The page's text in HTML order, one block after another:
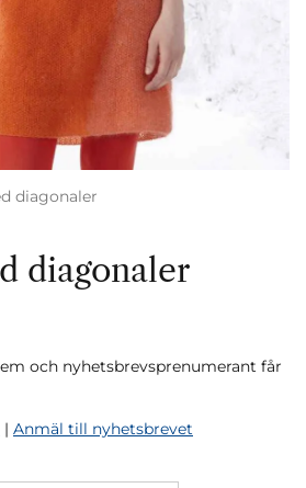
diagonaler
diagonaler
och nyhetsbrevsprenumerant får
| Anmäl till nyhetsbrevet